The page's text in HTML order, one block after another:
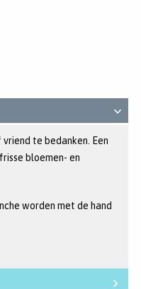
te bedanken. Een
bloemen- en
worden met de hand